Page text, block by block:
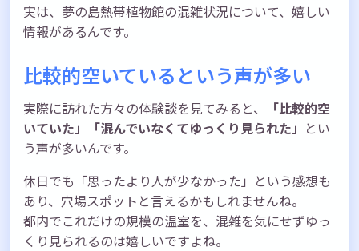
実は、夢の島熱帯植物館の混雑状況について、嬉しい
情報があるんです。
比較的空いているという声が多い
実際に訪れた方々の体験談を見てみると、
「比較的空
いていた」「混んでいなくてゆっくり見られた」 とい
う声が多いんです。
休日でも「思ったより人が少なかった」という感想も
あり、穴場スポットと言えるかもしれませんね。
都内でこれだけの規模の温室を、混雑を気にせずゆっ
くり見られるのは嬉しいですよね。